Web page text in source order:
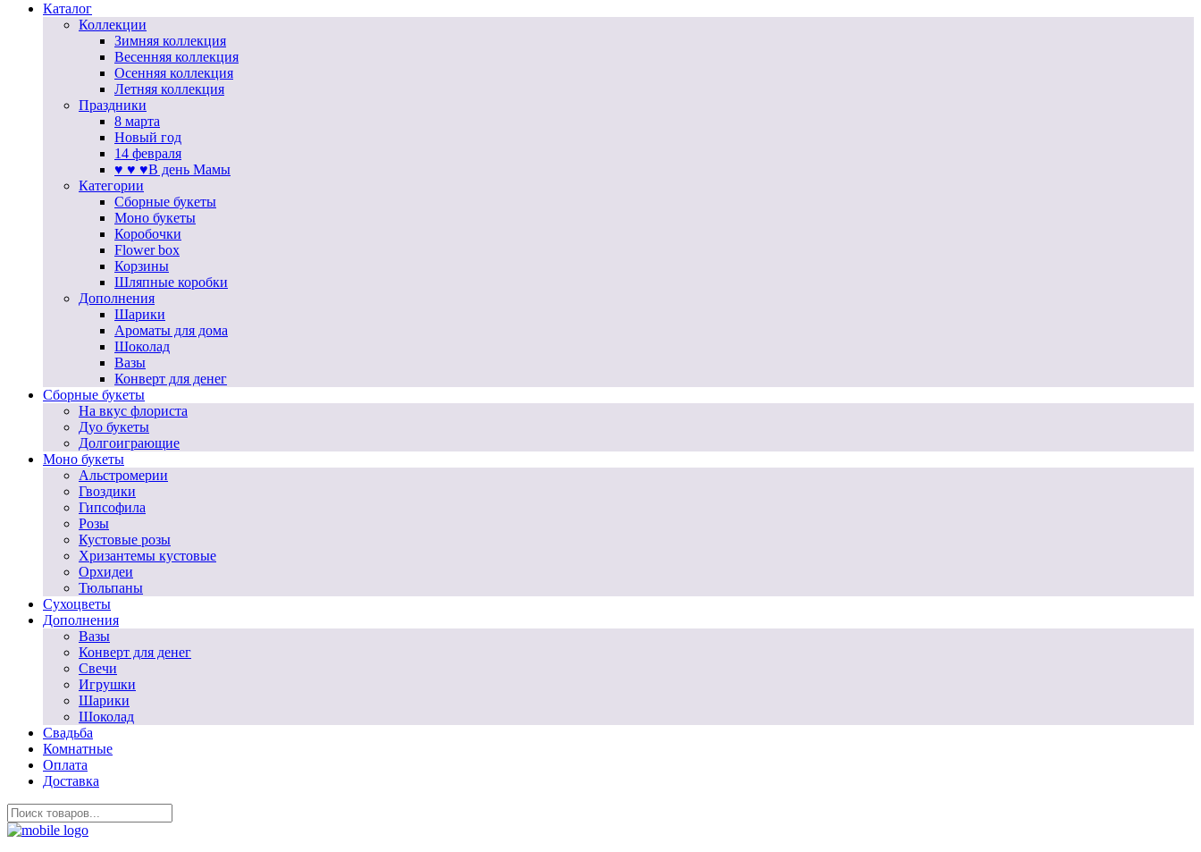
Каталог
Коллекции
Зимняя коллекция
Весенняя коллекция
Осенняя коллекция
Летняя коллекция
Праздники
8 марта
Новый год
14 февраля
♥ ♥ ♥В день Мамы
Категории
Сборные букеты
Моно букеты
Коробочки
Flower box
Корзины
Шляпные коробки
Дополнения
Шарики
Ароматы для дома
Шоколад
Вазы
Конверт для денег
Сборные букеты
На вкус флориста
Дуо букеты
Долгоиграющие
Моно букеты
Альстромерии
Гвоздики
Гипсофила
Розы
Кустовые розы
Хризантемы кустовые
Орхидеи
Тюльпаны
Сухоцветы
Дополнения
Вазы
Конверт для денег
Свечи
Игрушки
Шарики
Шоколад
Свадьба
Комнатные
Оплата
Доставка